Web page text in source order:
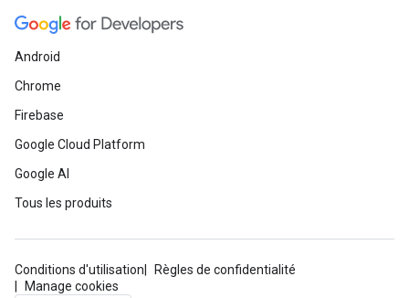
Android
Chrome
Firebase
Google Cloud Platform
Google AI
Tous les produits
Conditions d'utilisation
Règles de confidentialité
Manage cookies